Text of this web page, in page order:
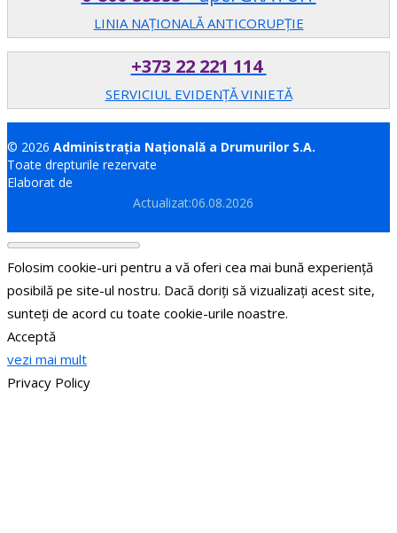
LINIA NAȚIONALĂ ANTICORUPȚIE
+373 22 221 114
SERVICIUL EVIDENȚĂ VINIETĂ
© 2026 Administrația Națională a Drumurilor S.A.
Toate drepturile rezervate
Elaborat de
Actualizat:06.08.2026
Folosim cookie-uri pentru a vă oferi cea mai bună experiență
posibilă pe site-ul nostru. Dacă doriți să vizualizați acest site,
sunteți de acord cu toate cookie-urile noastre.
Acceptă
vezi mai mult
Privacy Policy